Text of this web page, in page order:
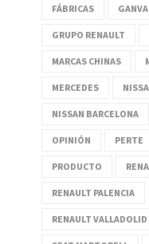
FÁBRICAS
GRUPO RENAULT
MARCAS CHINAS
MERCEDES
NISSAN BARCELONA
OPINIÓN PERTE
PRODUCTO
RENAULT PALENCIA
RENAULT VALLADOLID